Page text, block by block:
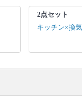
2点セット
キッチン×換